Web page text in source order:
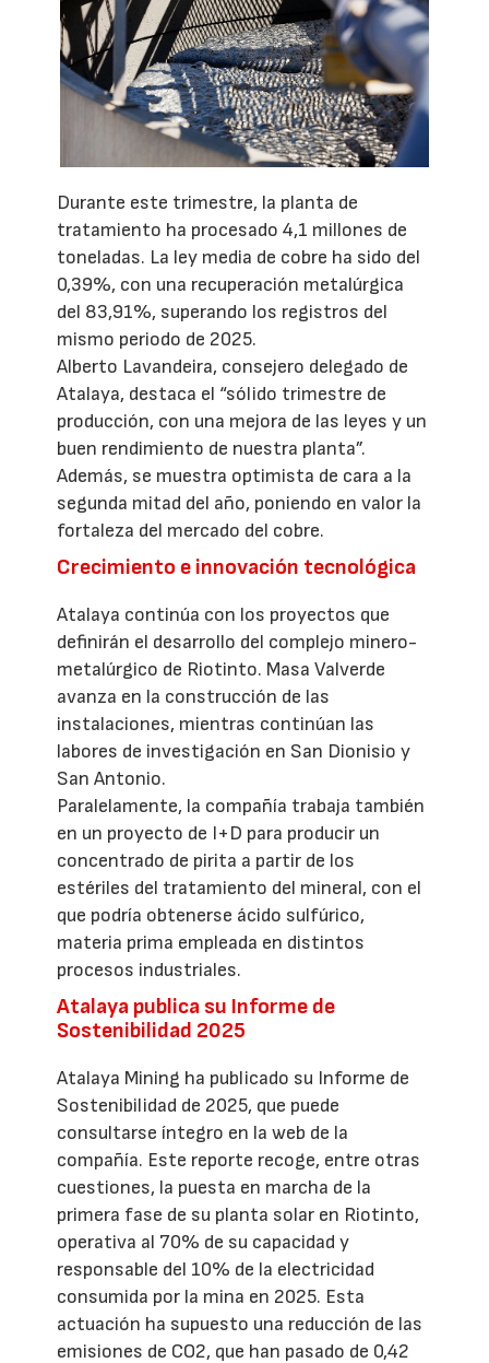
Durante este trimestre, la planta de
tratamiento ha procesado 4,1 millones de
toneladas. La ley media de cobre ha sido del
0,39%, con una recuperación metalúrgica
del 83,91%, superando los registros del
mismo periodo de 2025.
Alberto Lavandeira, consejero delegado de
Atalaya, destaca el “sólido trimestre de
producción, con una mejora de las leyes y un
buen rendimiento de nuestra planta”.
Además, se muestra optimista de cara a la
segunda mitad del año, poniendo en valor la
fortaleza del mercado del cobre.
Crecimiento e innovación tecnológica
Atalaya continúa con los proyectos que
definirán el desarrollo del complejo minero-
metalúrgico de Riotinto. Masa Valverde
avanza en la construcción de las
instalaciones, mientras continúan las
labores de investigación en San Dionisio y
San Antonio.
Paralelamente, la compañía trabaja también
en un proyecto de I+D para producir un
concentrado de pirita a partir de los
estériles del tratamiento del mineral, con el
que podría obtenerse ácido sulfúrico,
materia prima empleada en distintos
procesos industriales.
Atalaya publica su Informe de
Sostenibilidad 2025
Atalaya Mining ha publicado su Informe de
Sostenibilidad de 2025, que puede
consultarse íntegro en la web de la
compañía. Este reporte recoge, entre otras
cuestiones, la puesta en marcha de la
primera fase de su planta solar en Riotinto,
operativa al 70% de su capacidad y
responsable del 10% de la electricidad
consumida por la mina en 2025. Esta
actuación ha supuesto una reducción de las
emisiones de CO2, que han pasado de 0,42